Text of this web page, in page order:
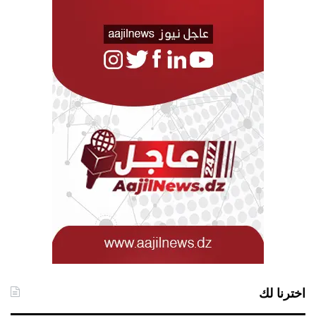
اخترنا لك